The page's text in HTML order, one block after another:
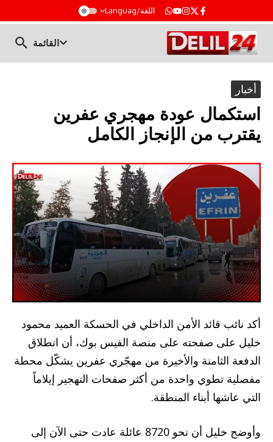
اللغة/Languag
القائمة
أخبار
استكمال عودة مهجري عفرين
يقترب من الإنجاز الكامل
أكد نائب قائد الأمن الداخلي في الحسكة العميد محمود
خليل على صفحته على منصة الفيس بوك، أن انطلاق
الدفعة الثامنة والأخيرة من مهجّري عفرين يشكّل محطة
مفصلية تطوي واحدة من أكثر صفحات التهجير إيلاماً
التي عاشها أبناء المنطقة.
وأوضح خليل أن نحو 8720 عائلة عادت حتى الآن إلى